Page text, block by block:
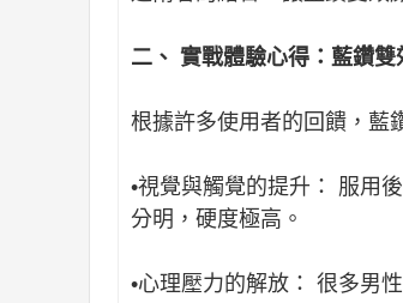
二、 實戰體驗心得：藍鑽
根據許多使用者的回饋，藍
•視覺與觸覺的提升： 服用
分明，硬度極高。
•心理壓力的解放： 很多男